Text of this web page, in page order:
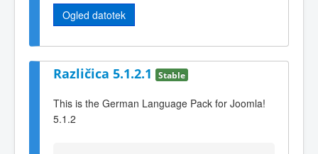
Ogled datotek
Različica 5.1.2.1 Stable
This is the German Language Pack for Joomla!
5.1.2